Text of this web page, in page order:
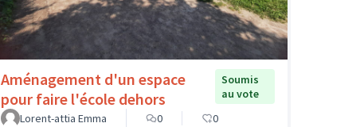
Aménagement d'un espace
pour faire l'école dehors
Soumis
au vote
Lorent-attia Emma
0 0